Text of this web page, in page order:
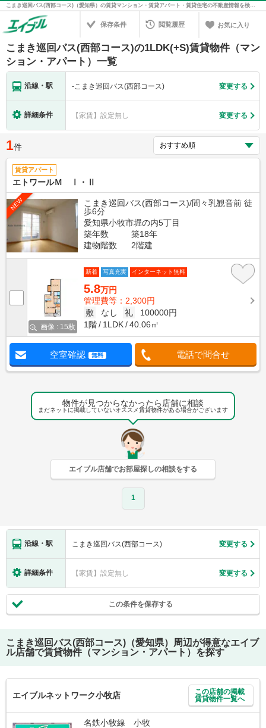
こまき巡回バス(西部コース)（愛知県）の賃貸マンション・賃貸アパート・賃貸住宅の不動産情報を検索！不動産賃貸の物件探しは、お部屋探しのエイブル
保存条件 閲覧履歴 お気に入り
こまき巡回バス(西部コース)の1LDK(+S)賃貸物件（マン
ション・アパート）一覧
沿線・駅 -こまき巡回バス(西部コース) 変更する
詳細条件 【家賃】設定無し 変更する
1件
賃貸アパート
エトワールＭ Ⅰ・Ⅱ
NEW
こまき巡回バス(西部コース)/間々乳観音前 徒
歩6分
愛知県小牧市堀の内5丁目
築年数
築18年
建物階数
2階建
画像 : 15枚
新着 写真充実 インターネット無料
5.8万円
管理費等：2,300円
敷
なし 礼
100000円
1階
1LDK 40.06㎡
空室確認 無料 電話で問合せ
物件が見つからなかったら店舗に相談
まだネットに掲載していないオススメ賃貸物件がある場合がございます
エイブル店舗でお部屋探しの相談をする
1
沿線・駅 こまき巡回バス(西部コース) 変更する
詳細条件 【家賃】設定無し 変更する
この条件を保存する
こまき巡回バス(西部コース)（愛知県）
周辺が得意なエイブ
ル店舗で賃貸物件（マンション・アパート）を探す
エイブルネットワーク小牧店
この店舗の掲載
賃貸物件一覧へ
名鉄小牧線 小牧